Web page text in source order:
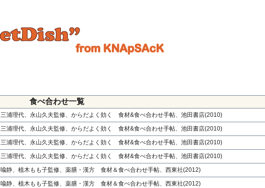
食べ合わせ一覧
三浦理代、永山久夫監修、からだよく効く 食材&食べ合わせ手帖、池田書店(2010)
三浦理代、永山久夫監修、からだよく効く 食材&食べ合わせ手帖、池田書店(2010)
三浦理代、永山久夫監修、からだよく効く 食材&食べ合わせ手帖、池田書店(2010)
三浦理代、永山久夫監修、からだよく効く 食材&食べ合わせ手帖、池田書店(2010)
喩静、植木もも子監修、薬膳・漢方 食材＆食べ合わせ手帖、西東社(2012)
喩静、植木もも子監修、薬膳・漢方 食材＆食べ合わせ手帖、西東社(2012)